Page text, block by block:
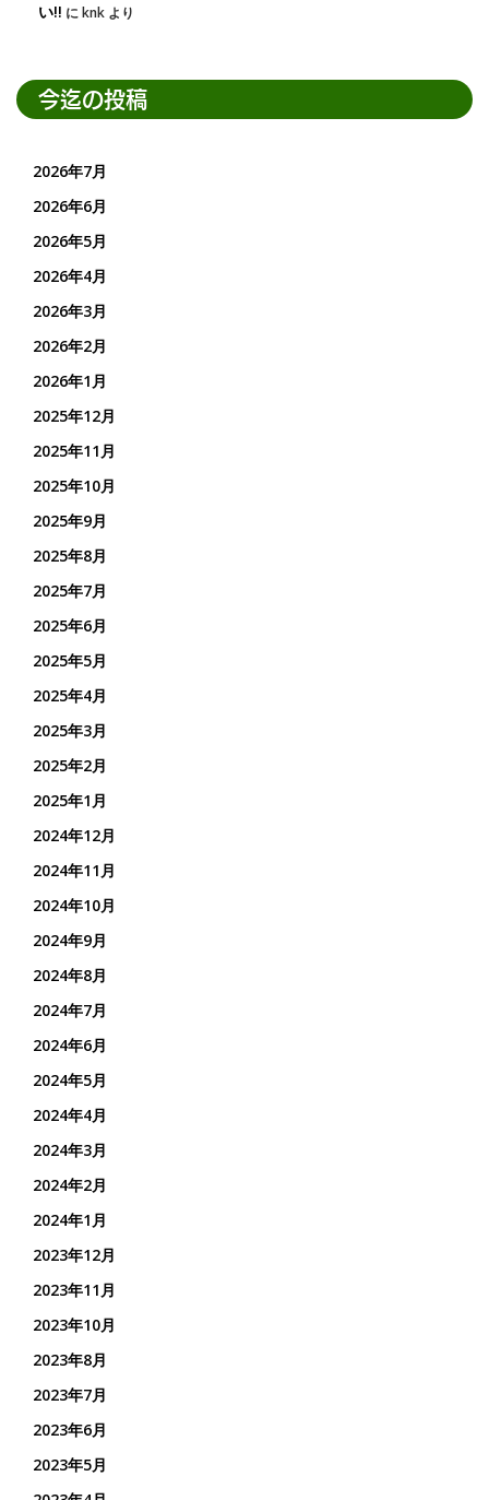
い!! にknk より
今迄の投稿
2026年7月
2026年6月
2026年5月
2026年4月
2026年3月
2026年2月
2026年1月
2025年12月
2025年11月
2025年10月
2025年9月
2025年8月
2025年7月
2025年6月
2025年5月
2025年4月
2025年3月
2025年2月
2025年1月
2024年12月
2024年11月
2024年10月
2024年9月
2024年8月
2024年7月
2024年6月
2024年5月
2024年4月
2024年3月
2024年2月
2024年1月
2023年12月
2023年11月
2023年10月
2023年8月
2023年7月
2023年6月
2023年5月